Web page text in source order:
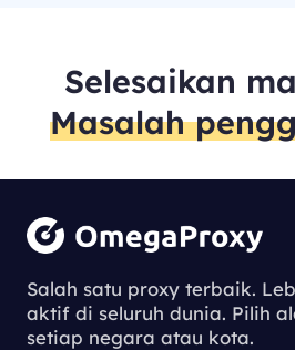
Selesaikan
Masalah
Salah satu proxy terbaik.
aktif di seluruh dunia. Pilih
setiap negara atau kota.